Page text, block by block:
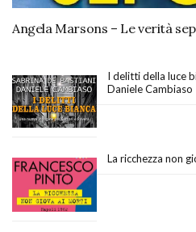
Angela Marsons – Le verità
I delitti della luce
Daniele Cambiaso
La ricchezza non